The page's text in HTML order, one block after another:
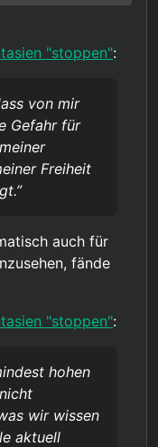
für Kinder
nach der
Maßnahme
wären
psychologische
die oben erwähnte
immer das sein
Dazu müssten
hohen
nicht erbringbar,
rein
"stoppen":
von mir
Gefahr für
Freiheit
auch für
fände
"stoppen":
hohen
wir wissen
aktuell